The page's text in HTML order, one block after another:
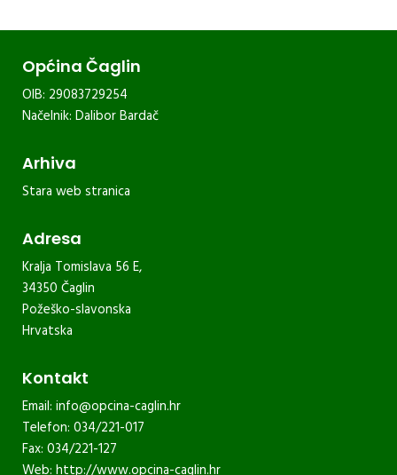
Općina Čaglin
OIB: 29083729254
Načelnik: Dalibor Bardač
Arhiva
Stara web stranica
Adresa
Kralja Tomislava 56 E,
34350 Čaglin
Požeško-slavonska
Hrvatska
Kontakt
Email: info@opcina-caglin.hr
Telefon: 034/221-017
Fax: 034/221-127